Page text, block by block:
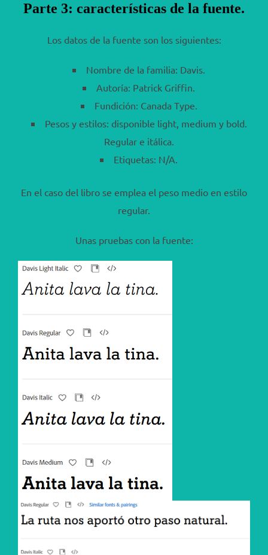
Parte 3: características de la fuente.
Los datos de la fuente son los siguientes:
Nombre de la familia: Davis.
Autoría: Patrick Griffin.
Fundición: Canada Type.
Pesos y estilos: disponible light, medium y bold.
Regular e itálica.
Etiquetas: N/A.
En el caso del libro se emplea el peso medio en estilo
regular.
Unas pruebas con la fuente: